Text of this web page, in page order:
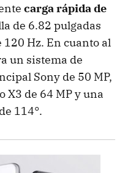
carga rápida de
de 6.82 pulgadas
120 Hz. En cuanto al
un sistema de
Sony de 50 MP,
X3 de 64 MP y una
114°.